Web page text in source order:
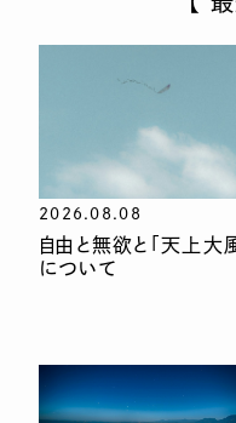
2026.08.08
自由と無欲と「天上大
について